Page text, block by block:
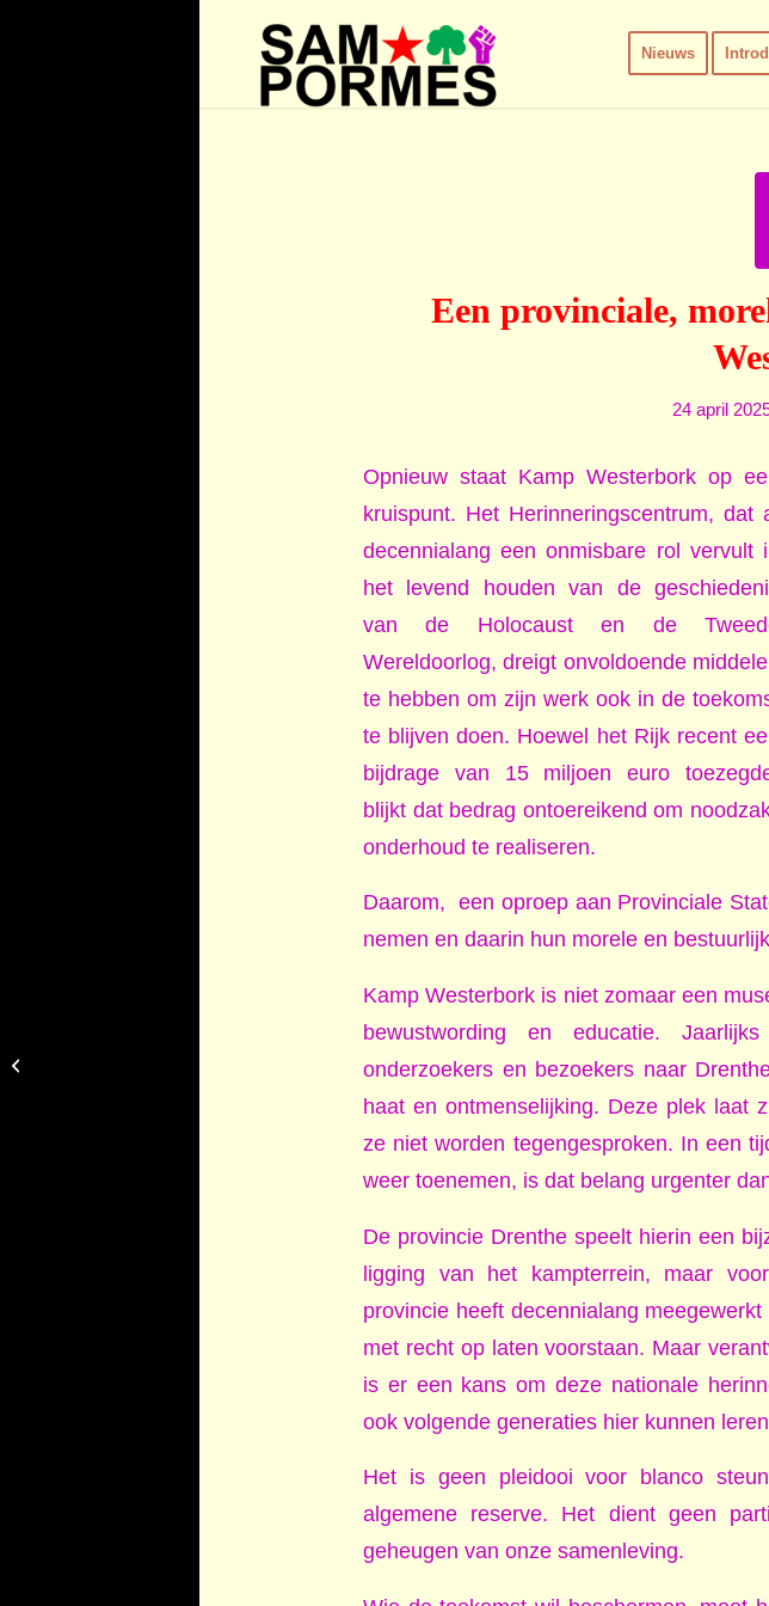
Nieuws
Een provinciale,
24 april
Opnieuw staat Kamp Westerbork op
kruispunt. Het Herinneringscentrum, dat
decennialang een onmisbare rol vervult
het levend houden van de
van de Holocaust en de
Wereldoorlog, dreigt onvoldoende
te hebben om zijn werk ook in de
te blijven doen. Hoewel het Rijk recent
bijdrage van 15 miljoen euro
blijkt dat bedrag ontoereikend om
onderhoud te realiseren.
Daarom, een oproep aan Provinciale
nemen en daarin hun morele en
Kamp Westerbork is niet zomaar een
bewustwording en educatie.
onderzoekers en bezoekers naar
haat en ontmenselijking. Deze plek laat
ze niet worden tegengesproken. In een
weer toenemen, is dat belang urgenter
De provincie Drenthe speelt hierin een
ligging van het kampterrein, maar
provincie heeft decennialang
met recht op laten voorstaan. Maar
is er een kans om deze nationale
ook volgende generaties hier kunnen
Het is geen pleidooi voor blanco
algemene reserve. Het dient geen
geheugen van onze samenleving.